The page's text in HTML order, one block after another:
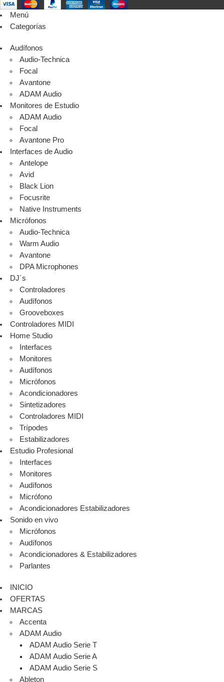
Menú
Categorías
Audífonos
Audio-Technica
Focal
Avantone
ADAM Audio
Monitores de Estudio
ADAM Audio
Focal
Avantone Pro
Interfaces de Audio
Antelope
Avid
Black Lion
Focusrite
Native Instruments
Micrófonos
Audio-Technica
Warm Audio
Avantone
DPA Microphones
DJ´s
Controladores
Audífonos
Grooveboxes
Controladores MIDI
Home Studio
Interfaces
Monitores
Audífonos
Micrófonos
Acondicionadores
Sintetizadores
Controladores MIDI
Trípodes
Estabilizadores
Estudio Profesional
Interfaces
Monitores
Audífonos
Micrófono
Acondicionadores Estabilizadores
Sonido en vivo
Micrófonos
Audífonos
Acondicionadores & Estabilizadores
Parlantes
INICIO
OFERTAS
MARCAS
Accenta
ADAM Audio
ADAM Audio Serie T
ADAM Audio Serie A
ADAM Audio Serie S
Ableton